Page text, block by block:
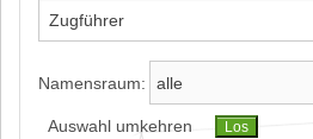
Namensraum:
Auswahl umkehren